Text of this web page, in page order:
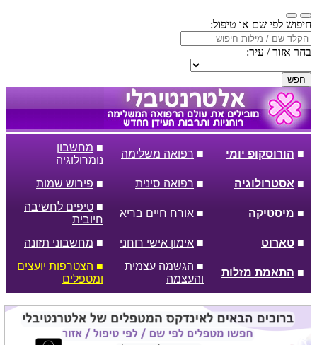
חיפוש לפי שם או טיפול:
בחר אזור / עיר:
חפש
■ הורוסקופ יומי ■ רפואה משלימה
■ מחשבון
נומרולוגיה
■ אסטרולוגיה ■ רפואה סינית ■ פירוש שמות
■ מיסטיקה ■ אורח חיים בריא
■ טיפים לחשיבה
חיובית
■ טארוט ■ אימון אישי רוחני ■ מחשבוני תזונה
■ התאמת מזלות
■ הגשמה עצמית
והעצמה
■ הצטרפות יועצים
ומטפלים